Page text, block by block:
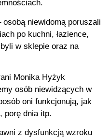
osobą niewidomą poruszali
po kuchni, łazience,
w sklepie oraz na
Monika Hyżyk
osób niewidzących w
oni funkcjonują, jak
porę dnia itp.
z dysfunkcją wzroku